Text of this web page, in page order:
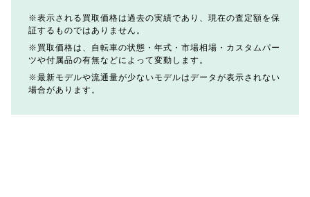
表示される買取価格は過去の実績であり、現在の査定額を保
証するものではありません。
買取価格は、自転車の状態・年式・市場相場・カスタムパー
ツや付属品の有無などによって変動します。
最新モデルや流通量が少ないモデルはデータが表示されない
場合があります。